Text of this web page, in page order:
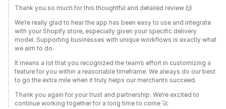
Thank you so much for this thoughtful and detailed review 🙌
We’re really glad to hear the app has been easy to use and integrate
with your Shopify store, especially given your specific delivery
model. Supporting businesses with unique workflows is exactly what
we aim to do.
It means a lot that you recognized the team’s effort in customizing a
feature for you within a reasonable timeframe. We always do our best
to go the extra mile when it truly helps our merchants succeed.
Thank you again for your trust and partnership. We’re excited to
continue working together for a long time to come 🚀